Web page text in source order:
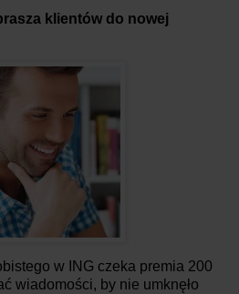
klientów do nowej
w ING czeka premia 200
wiadomości, by nie umknęło